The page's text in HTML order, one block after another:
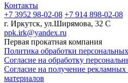
Контакты
+7 3952 98-02-08 +7 914 898-02-08
г. Иркутск, ул.Ширямова, 32 С
ppk.irk@yandex.ru
Первая прокатная компания
Политика обработки
Согласие на обработку
Согласие на получение
материалов